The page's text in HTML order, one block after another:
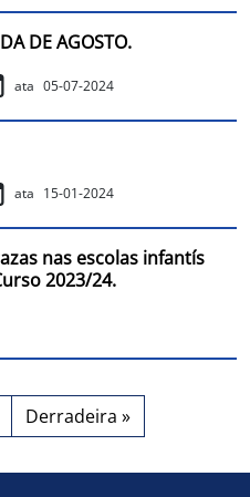
DE AGOSTO.
ata 05-07-2024
ata 15-01-2024
nas escolas infantís
2023/24.
Seguinte
Last page
Derradeira »